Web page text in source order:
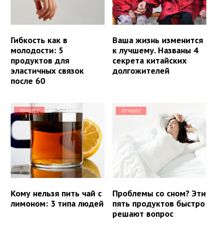
Гибкость как в
молодости: 5
продуктов для
эластичных связок
после 60
Ваша жизнь изменится
к лучшему. Названы 4
секрета китайских
долгожителей
ЛУЧШЕЕ
Кому нельзя пить чай с
лимоном: 3 типа людей
ЛУЧШЕЕ
Проблемы со сном? Эти
пять продуктов быстро
решают вопрос